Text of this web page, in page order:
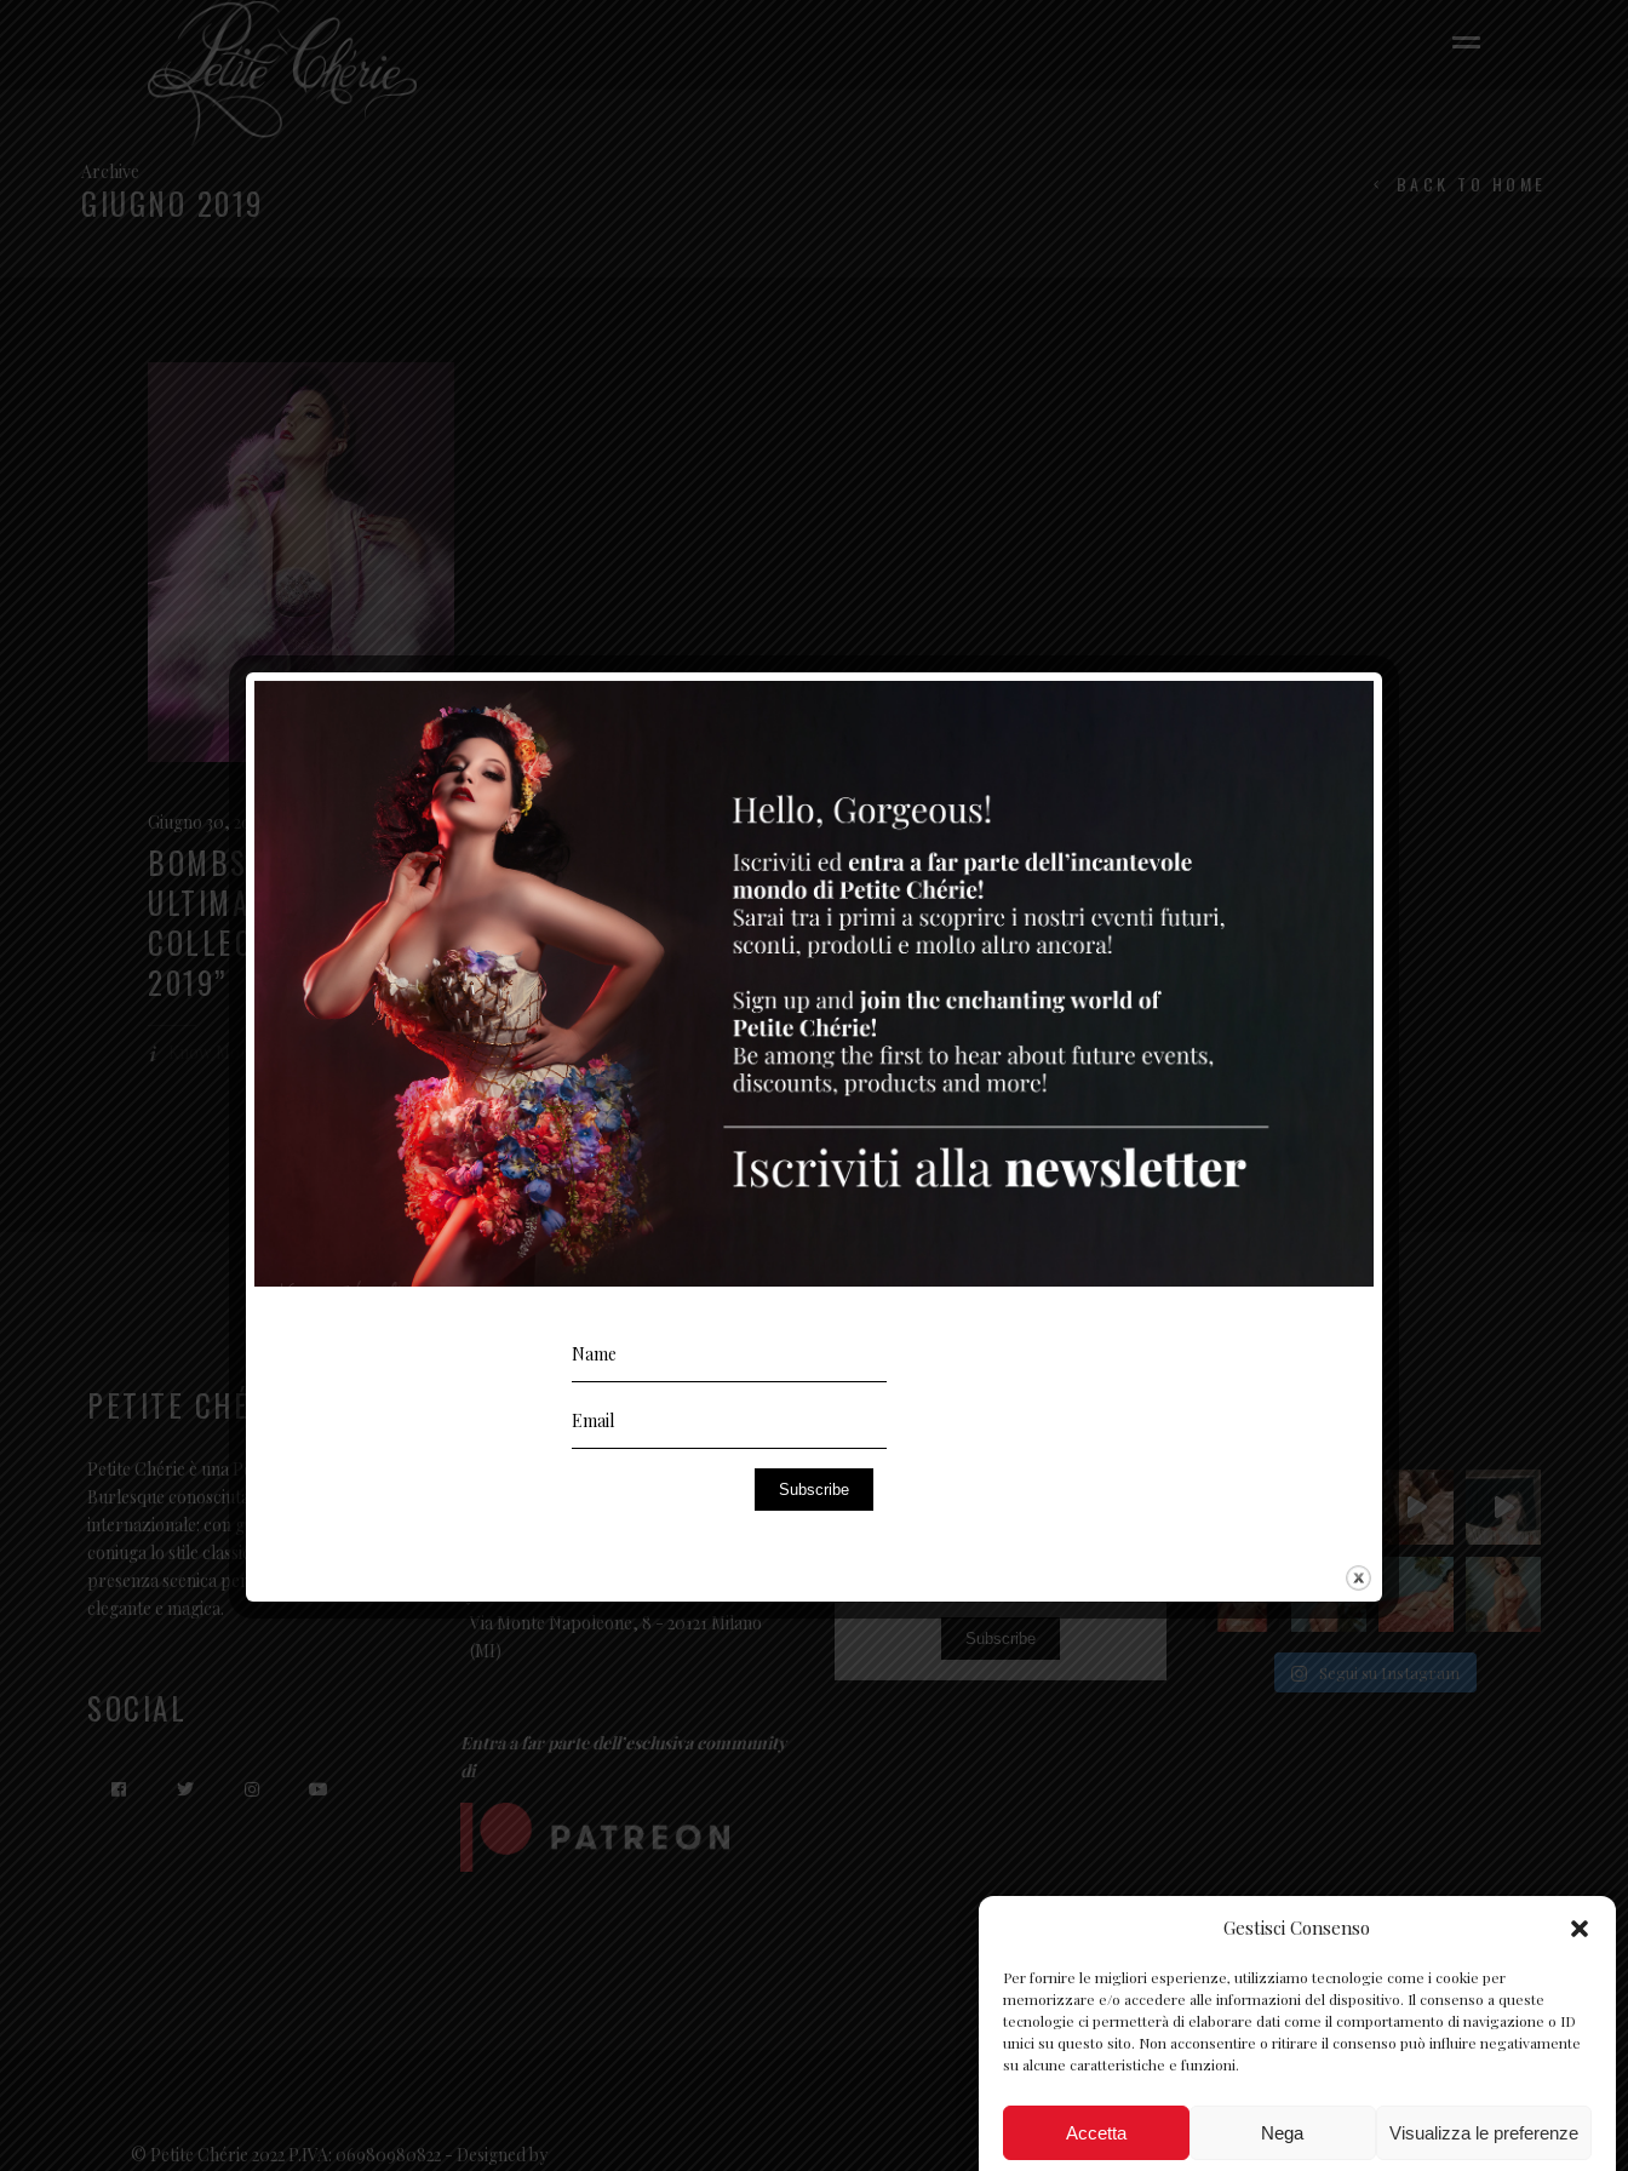
Gestisci Consenso
Per fornire le migliori esperienze, utilizziamo tecnologie come i cookie per
memorizzare e/o accedere alle informazioni del dispositivo. Il consenso a queste
tecnologie ci permetterà di elaborare dati come il comportamento di navigazione o ID
unici su questo sito. Non acconsentire o ritirare il consenso può influire negativamente
su alcune caratteristiche e funzioni.
Accetta Nega Visualizza le preferenze
Archive
GIUGNO 2019 BACK TO HOME
Giugno 30, 2019
BOMBSHELL – THE
ULTIMATE
COLLECTION “JUNE
2019”
PETITE CHÉRIE
Petite Chérie è una Performer italiana di
Burlesque conosciuta a livello
internazionale: con grazia e raffinatezza
coniuga lo stile classico con una forte
presenza scenica per creare un’atmosfera
elegante e magica.
SOCIAL
CONTATTI
Sede Legale - Milano: + 39 02 00684503
Via Monte Napoleone, 8 - 20121 Milano
(MI)
Entra a far parte dell’esclusiva community
di
Subscribe
Segui su Instagram
© Petite Chérie 2022 P.IVA: 06980980822 - Designed by
Subscribe